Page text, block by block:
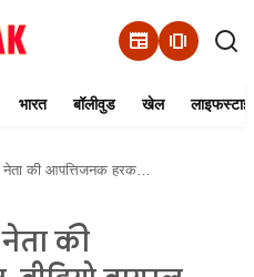
newspaper amp_stories
भारत बॉलीवुड खेल
हरकत, वीडियो वायरल
की